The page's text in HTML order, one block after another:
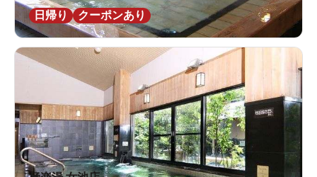
日帰り
クーポンあり